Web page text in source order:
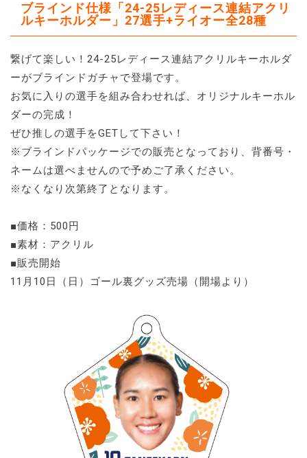
ブラインド仕様「24-25レディース連結アクリ
ルキーホルダー」27選手+ライオー全28種
繋げて楽しい！24-25レディース連結アクリルキーホルダ
ーがブラインドガチャで登場です。
お気に入りの選手を組み合わせれば、オリジナルキーホル
ダーの完成！
ぜひ推しの選手をGETして下さい！
※ブラインドパッケージでの販売となっており、背番号・
ネームは選べませんので予めご了承ください。
※なくなり次第終了となります。
■価格：500円
■素材：アクリル
■販売開始
11月10日（日）ゴール裏グッズ売場（開場より）